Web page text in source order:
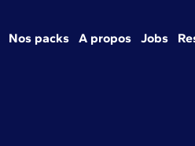
Nos packs A propos Jobs